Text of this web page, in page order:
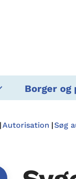
Borger og
Autorisation Søg